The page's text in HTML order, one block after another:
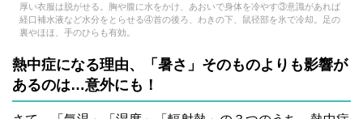
厚い衣服は脱がせる。胸や腹に水をかけ、あおいで身体を冷やす③意識があれば
経口補水液など水分をとらせる④首の後ろ、わきの下、鼠径部を氷で冷却。足の
裏やほほ、手のひらも有効。
熱中症になる理由、「暑さ」そのものよりも影響が
あるのは…意外にも！